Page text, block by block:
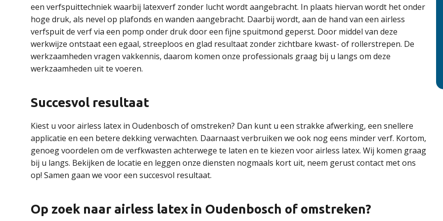
een verfspuittechniek waarbij latexverf zonder lucht wordt aangebracht. In plaats hiervan wordt het onder
hoge druk, als nevel op plafonds en wanden aangebracht. Daarbij wordt, aan de hand van een airless
verfspuit de verf via een pomp onder druk door een fijne spuitmond geperst. Door middel van deze
werkwijze ontstaat een egaal, streeploos en glad resultaat zonder zichtbare kwast- of rollerstrepen. De
werkzaamheden vragen vakkennis, daarom komen onze professionals graag bij u langs om deze
werkzaamheden uit te voeren.
Succesvol resultaat
Kiest u voor airless latex in Oudenbosch of omstreken? Dan kunt u een strakke afwerking, een snellere
applicatie en een betere dekking verwachten. Daarnaast verbruiken we ook nog eens minder verf. Kortom,
genoeg voordelen om de verfkwasten achterwege te laten en te kiezen voor airless latex. Wij komen graag
bij u langs. Bekijken de locatie en leggen onze diensten nogmaals kort uit, neem gerust contact met ons
op! Samen gaan we voor een succesvol resultaat.
Op zoek naar airless latex in Oudenbosch of omstreken?